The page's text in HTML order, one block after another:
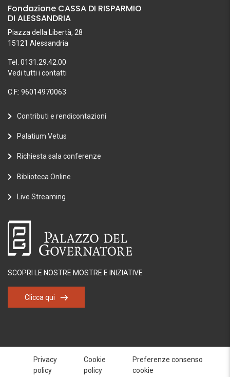
Fondazione CASSA DI RISPARMIO
DI ALESSANDRIA
Piazza della Libertà, 28
15121 Alessandria
Tel. 0131.29.42.00
Vedi tutti i contatti
C.F.: 96014970063
Contributi e rendicontazioni
Palatium Vetus
Richiesta sala conferenze
Biblioteca Online
Live Streaming
SCOPRI LE NOSTRE MOSTRE E INIZIATIVE
Clicca qui
Privacy
policy
Cookie
policy
Preferenze consenso
cookie